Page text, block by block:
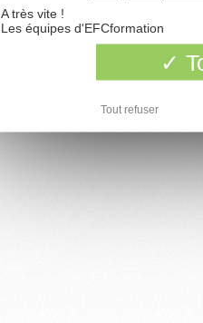
A très vite !
Les équipes d'EFCformation
Tout refuser